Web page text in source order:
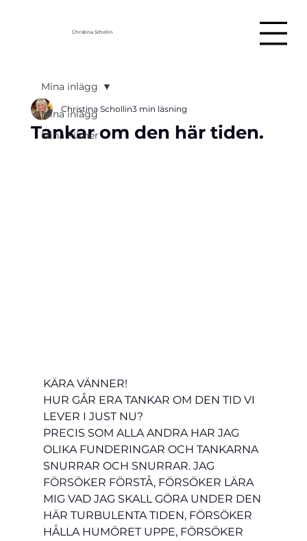
Christina Schollin
Mina inlägg
Mina Filmer
Mina inlägg
Tankar om den här tiden.
Christina Schollin3 min läsning
KÄRA VÄNNER!
HUR GÅR ERA TANKAR OM DEN TID VI
LEVER I JUST NU?
PRECIS SOM ALLA ANDRA HAR JAG
OLIKA FUNDERINGAR OCH TANKARNA
SNURRAR OCH SNURRAR. JAG
FÖRSÖKER FÖRSTÅ, FÖRSÖKER LÄRA
MIG VAD JAG SKALL GÖRA UNDER DEN
HÄR TURBULENTA TIDEN, FÖRSÖKER
HÅLLA HUMÖRET UPPE, FÖRSÖKER